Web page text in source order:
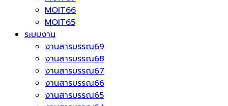
MOIT66
MOIT65
ระบบงาน
งานสารบรรณ69
งานสารบรรณ68
งานสารบรรณ67
งานสารบรรณ66
งานสารบรรณ65